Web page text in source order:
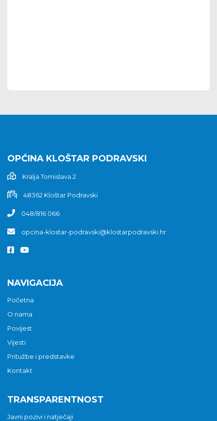
OPĆINA KLOŠTAR PODRAVSKI
Kralja Tomislava 2
48362 Kloštar Podravski
048/816 066
opcina-klostar-podravski@klostarpodravski.hr
NAVIGACIJA
Početna
O nama
Povijest
Vijesti
Pritužbe i predstavke
Kontakt
TRANSPARENTNOST
Javni pozivi i natječaji